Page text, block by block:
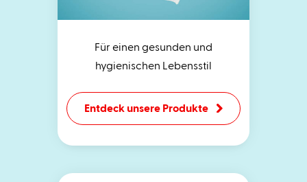
Für einen gesunden und
hygienischen Lebensstil
Entdeck unsere Produkte